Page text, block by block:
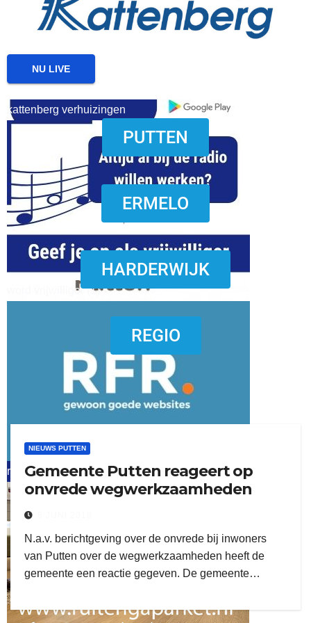
download onzze App
word vrijwilliger (1)
kattenberg verhuizingen
word vrijwilliger (1)
refreshed webdesign putten
NU LIVE
PUTTEN
ERMELO
HARDERWIJK
REGIO
NIEUWS PUTTEN
Gemeente Putten reageert op
onvrede wegwerkzaamheden
N.a.v. berichtgeving over de onvrede bij inwoners
van Putten over de wegwerkzaamheden heeft de
gemeente een reactie gegeven. De gemeente…